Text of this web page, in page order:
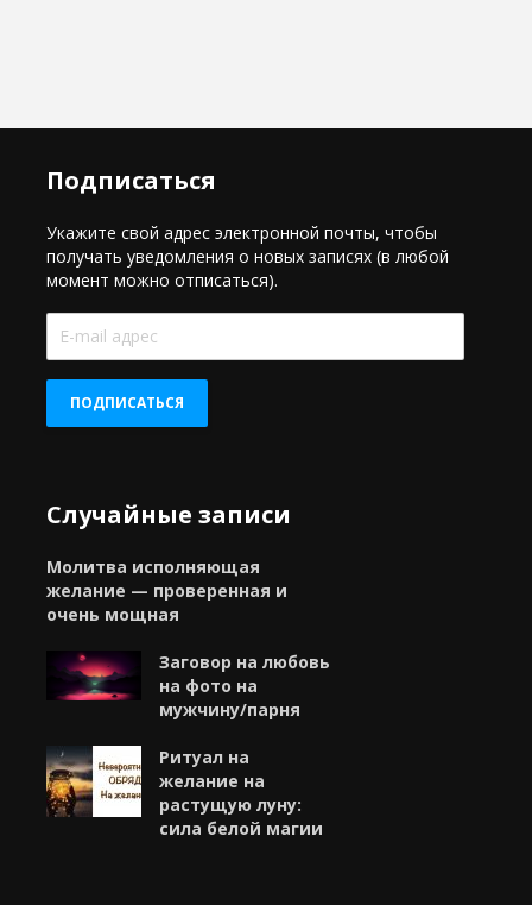
Подписаться
Укажите свой адрес электронной почты, чтобы
получать уведомления о новых записях (в любой
момент можно отписаться).
E-
mail
ПОДПИСАТЬСЯ
Случайные записи
Молитва исполняющая
желание — проверенная и
очень мощная
Заговор на любовь
на фото на
мужчину/парня
Ритуал на
желание на
растущую луну:
сила белой магии